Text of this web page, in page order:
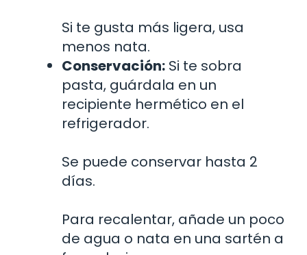
Si te gusta más ligera, usa
menos nata.
Conservación: Si te sobra
pasta, guárdala en un
recipiente hermético en el
refrigerador.
Se puede conservar hasta 2
días.
Para recalentar, añade un poco
de agua o nata en una sartén a